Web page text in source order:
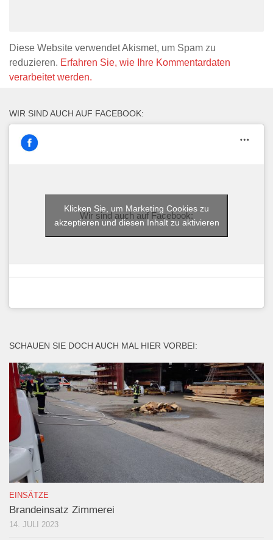
Diese Website verwendet Akismet, um Spam zu
reduzieren. Erfahren Sie, wie Ihre Kommentardaten
verarbeitet werden.
WIR SIND AUCH AUF FACEBOOK:
Wir sind auch auf Facebook:
Klicken Sie, um Marketing Cookies zu
akzeptieren und diesen Inhalt zu aktivieren
SCHAUEN SIE DOCH AUCH MAL HIER VORBEI:
EINSÄTZE
Brandeinsatz Zimmerei
14. JULI 2023